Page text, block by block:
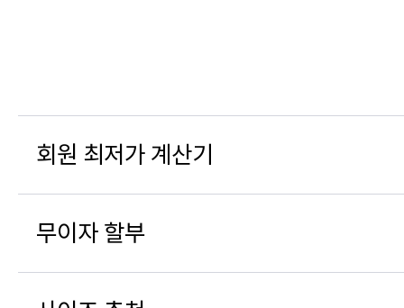
회원 최저가 계산기
무이자 할부